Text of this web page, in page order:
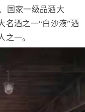
国家一级品酒大
名酒之一“白沙液”酒
之一。